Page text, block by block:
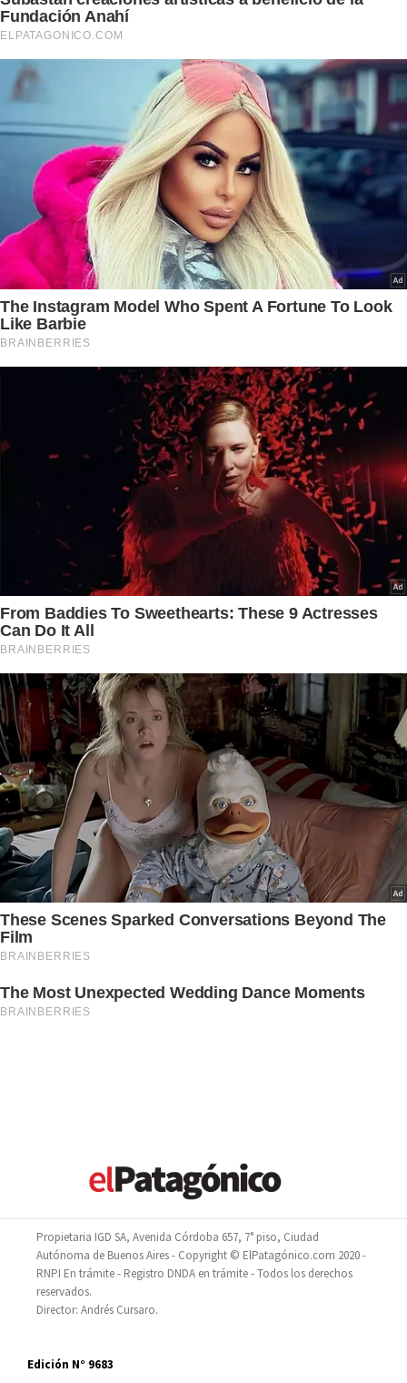
Propietaria IGD SA, Avenida Córdoba 657, 7° piso, Ciudad
Autónoma de Buenos Aires - Copyright © ElPatagónico.com 2020 -
RNPI En trámite - Registro DNDA en trámite - Todos los derechos
reservados.
Director: Andrés Cursaro.
Edición N° 9683